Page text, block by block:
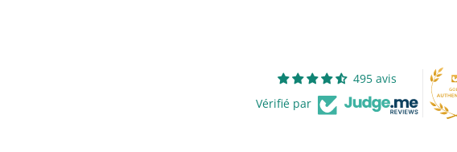
495 avis
Vérifié par